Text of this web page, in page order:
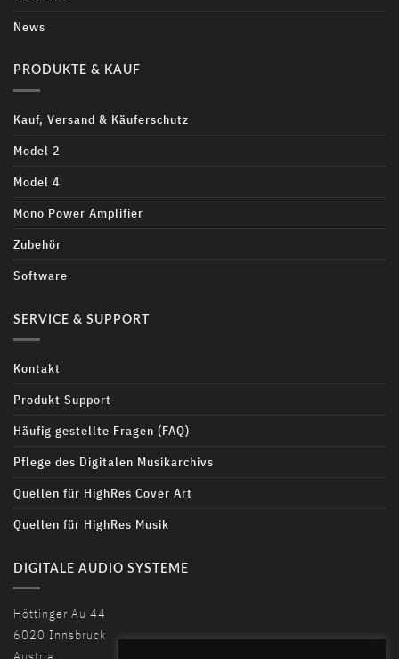
News
PRODUKTE & KAUF
Kauf, Versand & Käuferschutz
Model 2
Model 4
Mono Power Amplifier
Zubehör
Software
SERVICE & SUPPORT
Kontakt
Produkt Support
Häufig gestellte Fragen (FAQ)
Pflege des Digitalen Musikarchivs
Quellen für HighRes Cover Art
Quellen für HighRes Musik
DIGITALE AUDIO SYSTEME
Höttinger Au 44
6020 Innsbruck
Austria